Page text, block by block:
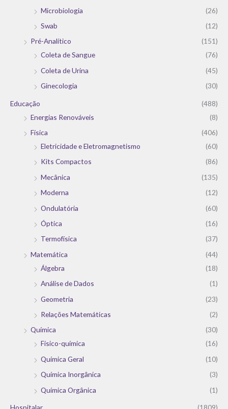
Microbiologia
(26)
Swab
(12)
Pré-Analítico
(151)
Coleta de Sangue
(76)
Coleta de Urina
(45)
Ginecologia
(30)
Educação
(488)
Energias Renováveis
(8)
Física
(406)
Eletricidade e Eletromagnetismo
(60)
Kits Compactos
(86)
Mecânica
(135)
Moderna
(12)
Ondulatória
(60)
Óptica
(16)
Termofísica
(37)
Matemática
(44)
Álgebra
(18)
Análise de Dados
(1)
Geometria
(23)
Relações Matemáticas
(2)
Química
(30)
Físico-química
(16)
Química Geral
(10)
Química Inorgânica
(3)
Química Orgânica
(1)
Hospitalar
(1809)